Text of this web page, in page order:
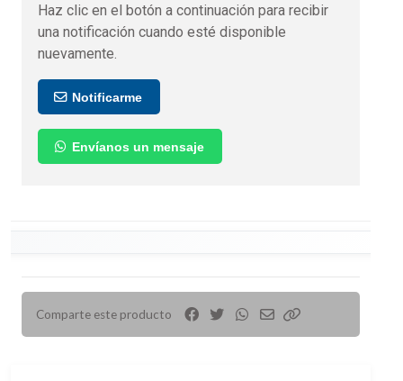
Haz clic en el botón a continuación para recibir
una notificación cuando esté disponible
nuevamente.
Notificarme
Envíanos un mensaje
Comparte este producto